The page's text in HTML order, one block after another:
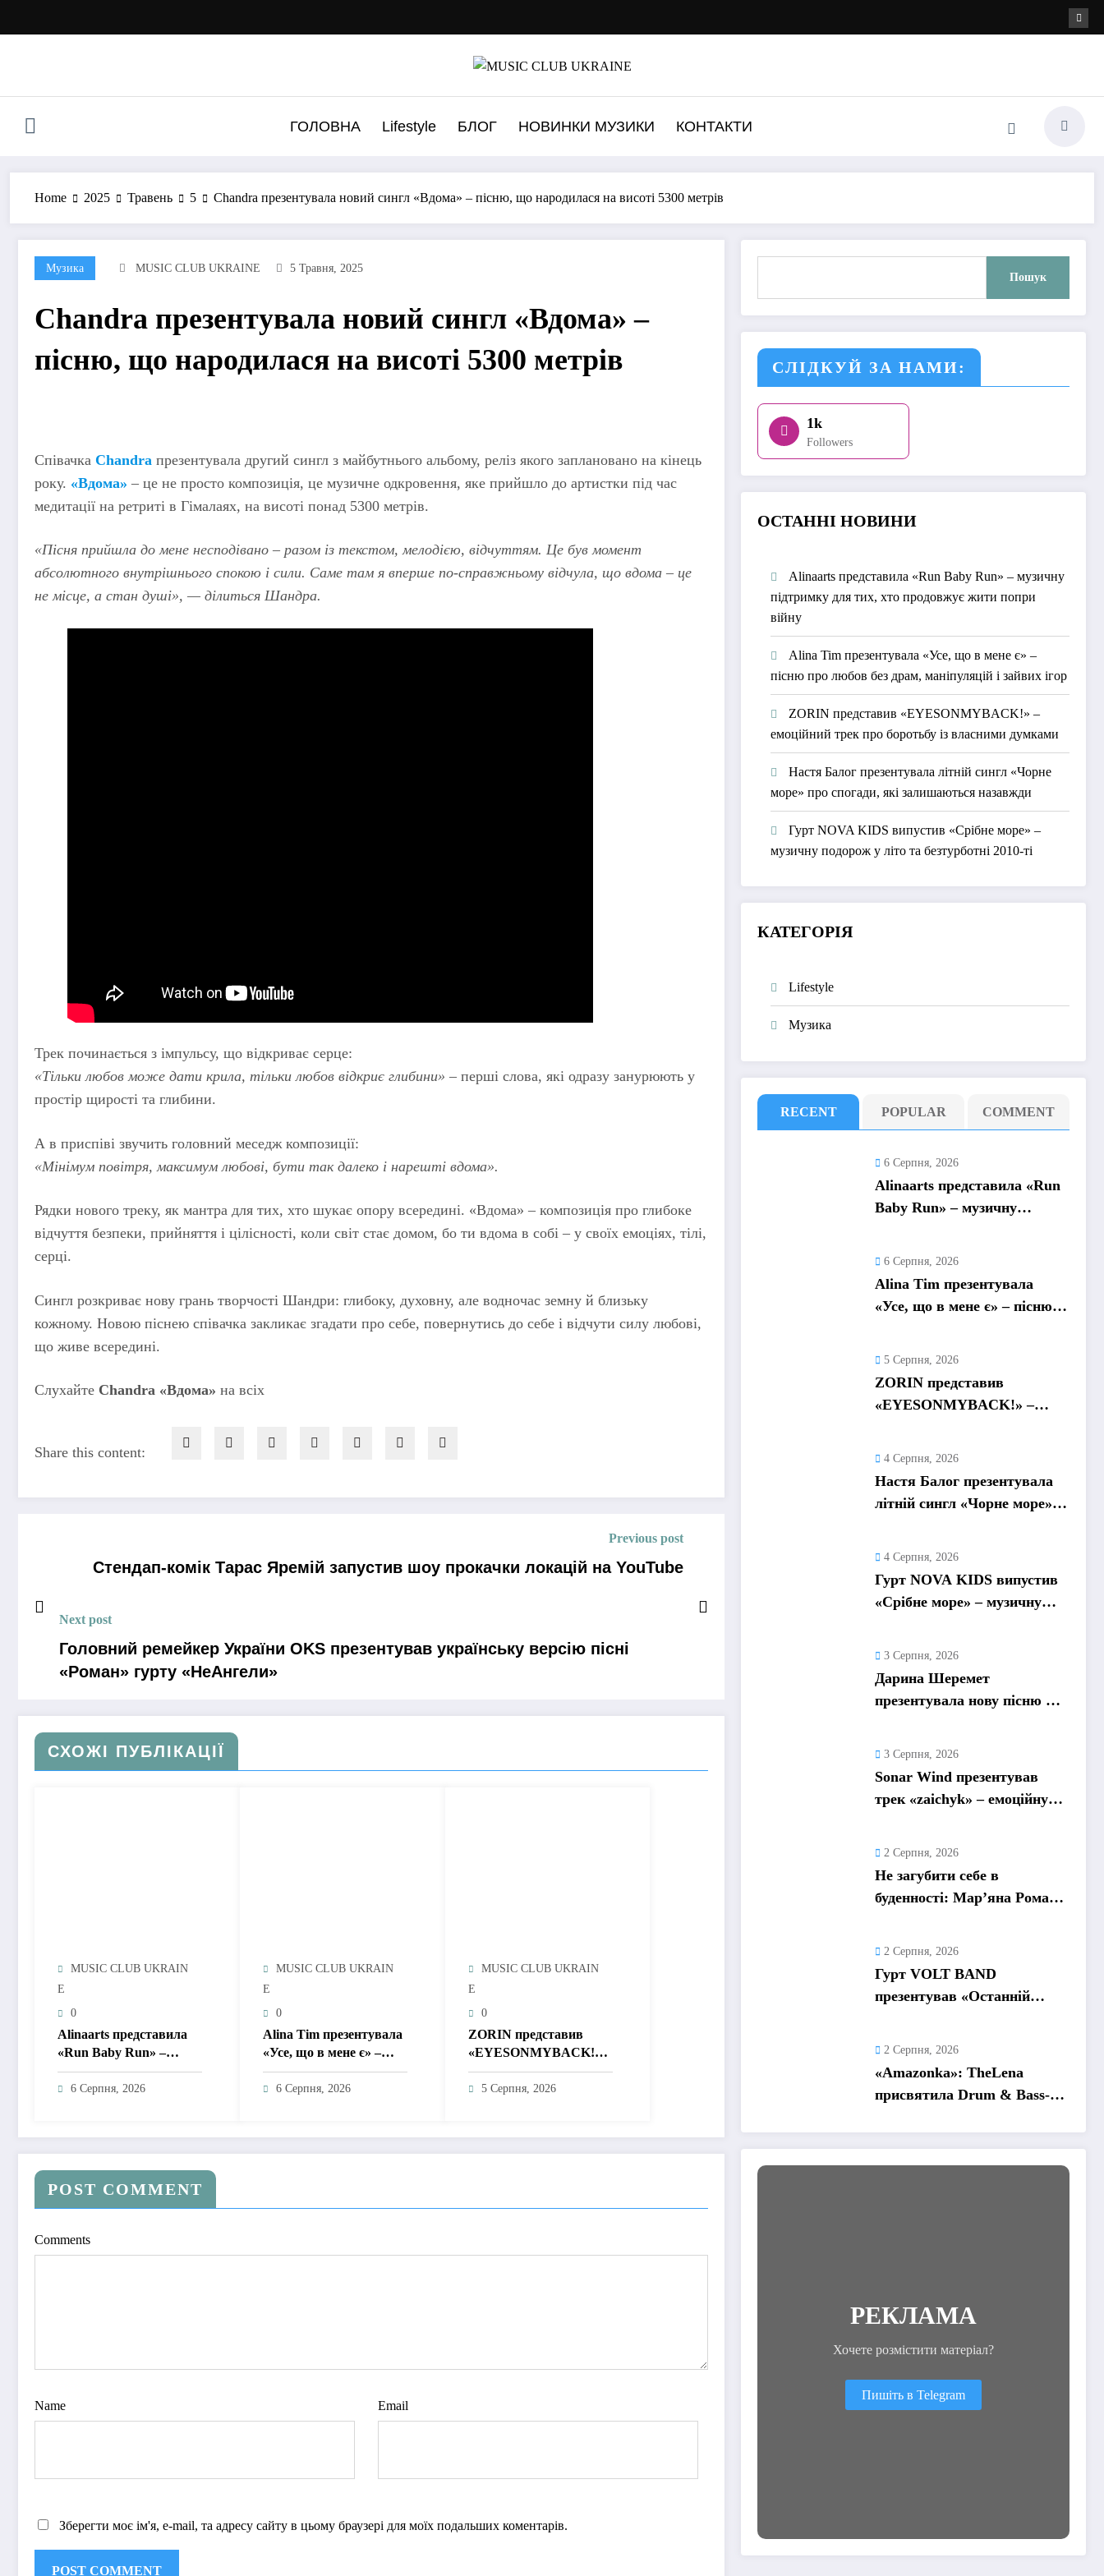
ГОЛОВНА Lifestyle БЛОГ НОВИНКИ МУЗИКИ КОНТАКТИ
Home 2025 Травень 5 Chandra презентувала новий сингл «Вдома» – пісню, що народилася на висоті 5300 метрів
Музика MUSIC CLUB UKRAINE 5 Травня, 2025
Chandra презентувала новий сингл «Вдома» –
пісню, що народилася на висоті 5300 метрів
Співачка Chandra презентувала другий сингл з майбутнього альбому, реліз якого заплановано на кінець
року. «Вдома» – це не просто композиція, це музичне одкровення, яке прийшло до артистки під час
медитації на ретриті в Гімалаях, на висоті понад 5300 метрів.
«Пісня прийшла до мене несподівано – разом із текстом, мелодією, відчуттям. Це був момент
абсолютного внутрішнього спокою і сили. Саме там я вперше по-справжньому відчула, що вдома – це
не місце, а стан душі», — ділиться Шандра.
Трек починається з імпульсу, що відкриває серце:
«Тільки любов може дати крила, тільки любов відкриє глибини» – перші слова, які одразу занурюють у
простір щирості та глибини.
А в приспіві звучить головний меседж композиції:
«Мінімум повітря, максимум любові, бути так далеко і нарешті вдома».
Рядки нового треку, як мантра для тих, хто шукає опору всередині. «Вдома» – композиція про глибоке
відчуття безпеки, прийняття і цілісності, коли світ стає домом, бо ти вдома в собі – у своїх емоціях, тілі,
серці.
Сингл розкриває нову грань творчості Шандри: глибоку, духовну, але водночас земну й близьку
кожному. Новою піснею співачка закликає згадати про себе, повернутись до себе і відчути силу любові,
що живе всередині.
Слухайте Chandra «Вдома» на всіх
Share this content:
Previous post
Стендап-комік Тарас Яремій запустив шоу прокачки локацій на YouTube
Next post
Головний ремейкер України OKS презентував українську версію пісні
«Роман» гурту «НеАнгели»
СХОЖІ ПУБЛІКАЦІЇ
MUSIC CLUB UKRAIN
E
0
Alinaarts представила
«Run Baby Run» –
музичну підтримку для
тих, хто продовжує
6 Серпня, 2026
MUSIC CLUB UKRAIN
E
0
Alina Tim презентувала
«Усе, що в мене є» –
пісню про любов без
драм, маніпуляцій і
6 Серпня, 2026
MUSIC CLUB UKRAIN
E
0
ZORIN представив
«EYESONMYBACK!» –
емоційний трек про
боротьбу із власними
5 Серпня, 2026
POST COMMENT
Comments
Name Email
Зберегти моє ім'я, e-mail, та адресу сайту в цьому браузері для моїх подальших коментарів.
Пошук
СЛІДКУЙ ЗА НАМИ:
1k
Followers
ОСТАННІ НОВИНИ
Alinaarts представила «Run Baby Run» – музичну
підтримку для тих, хто продовжує жити попри
війну
Alina Tim презентувала «Усе, що в мене є» –
пісню про любов без драм, маніпуляцій і зайвих ігор
ZORIN представив «EYESONMYBACK!» –
емоційний трек про боротьбу із власними думками
Настя Балог презентувала літній сингл «Чорне
море» про спогади, які залишаються назавжди
Гурт NOVA KIDS випустив «Срібне море» –
музичну подорож у літо та безтурботні 2010-ті
КАТЕГОРІЯ
Lifestyle
Музика
RECENT POPULAR COMMENT
6 Серпня, 2026
Alinaarts представила «Run
Baby Run» – музичну
6 Серпня, 2026
Alina Tim презентувала
«Усе, що в мене є» – пісню
5 Серпня, 2026
ZORIN представив
«EYESONMYBACK!» –
4 Серпня, 2026
Настя Балог презентувала
літній сингл «Чорне море»
4 Серпня, 2026
Гурт NOVA KIDS випустив
«Срібне море» – музичну
3 Серпня, 2026
Дарина Шеремет
презентувала нову пісню «А
3 Серпня, 2026
Sonar Wind презентував
трек «zaichyk» – емоційну
2 Серпня, 2026
Не загубити себе в
буденності: Мар’яна Ромась
2 Серпня, 2026
Гурт VOLT BAND
презентував «Останній
2 Серпня, 2026
«Amazonka»: TheLena
присвятила Drum & Bass-
РЕКЛАМА
Хочете розмістити матеріал?
Пишіть в Telegram